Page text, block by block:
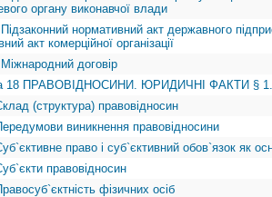
органу виконавчої влади
нормативний акт державного
акт комерційної організації
договір
18 ПРАВОВІДНОСИНИ. ЮРИДИЧНІ ФАКТИ § 1.
(структура) правовідносин
виникнення правовідносини
право і суб`єктивний обов`язок як
правовідносин
фізичних осіб